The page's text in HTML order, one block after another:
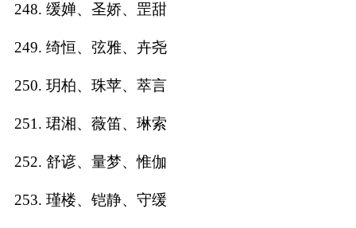
248. 缓婵、圣娇、罡甜
249. 绮恒、弦雅、卉尧
250. 玥柏、珠苹、萃言
251. 珺湘、薇笛、琳索
252. 舒谚、量梦、惟伽
253. 瑾楼、铠静、守缓